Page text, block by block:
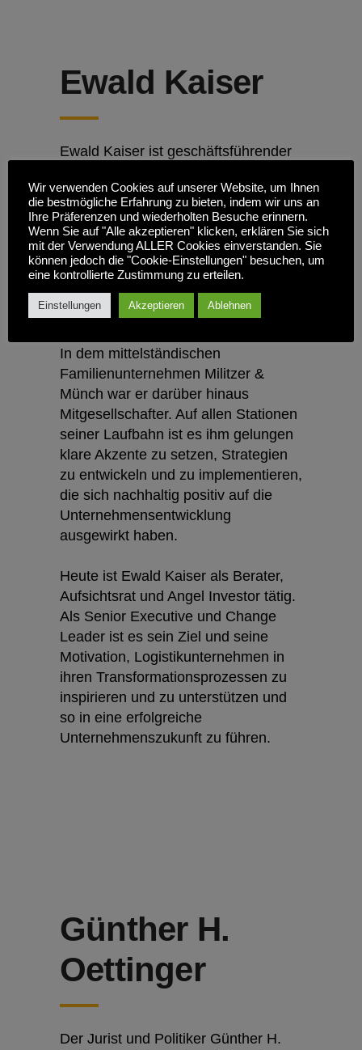
Ewald Kaiser
Ewald Kaiser ist geschäftsführender
Navigator GmbH & Co. KG und
intimer Kenner der Logistik Branche.
Seit über 20 Jahren bekleidet er
Senior Management Positionen auf
C-Level., beispielsweise in
Konzernunternehmen wie Kühne +
Nagel und zuletzt bei DB Schenker.
In dem mittelständischen
Familienunternehmen Militzer &
Münch war er darüber hinaus
Mitgesellschafter. Auf allen Stationen
seiner Laufbahn ist es ihm gelungen
klare Akzente zu setzen, Strategien
zu entwickeln und zu implementieren,
die sich nachhaltig positiv auf die
Unternehmensentwicklung
ausgewirkt haben.
Heute ist Ewald Kaiser als Berater,
Aufsichtsrat und Angel Investor tätig.
Als Senior Executive und Change
Leader ist es sein Ziel und seine
Motivation, Logistikunternehmen in
ihren Transformationsprozessen zu
inspirieren und zu unterstützen und
so in eine erfolgreiche
Unternehmenszukunft zu führen.
Günther H.
Oettinger
Der Jurist und Politiker Günther H.
Wir verwenden Cookies auf unserer Website, um Ihnen
die bestmögliche Erfahrung zu bieten, indem wir uns an
Ihre Präferenzen und wiederholten Besuche erinnern.
Wenn Sie auf "Alle akzeptieren" klicken, erklären Sie sich
mit der Verwendung ALLER Cookies einverstanden. Sie
können jedoch die "Cookie-Einstellungen" besuchen, um
eine kontrollierte Zustimmung zu erteilen.
Einstellungen Akzeptieren Ablehnen